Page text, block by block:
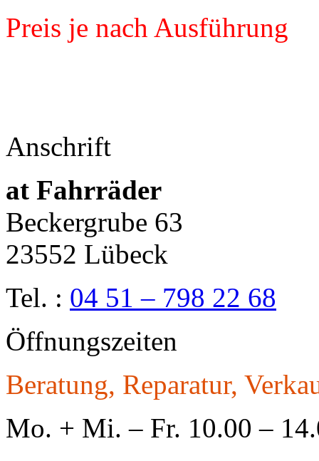
Preis je nach Ausführung
Anschrift
at Fahrräder
Beckergrube 63
23552 Lübeck
Tel. : 04 51 – 798 22 68
Öffnungszeiten
Beratung, Reparatur,
Mo. + Mi. – Fr. 10.00 –